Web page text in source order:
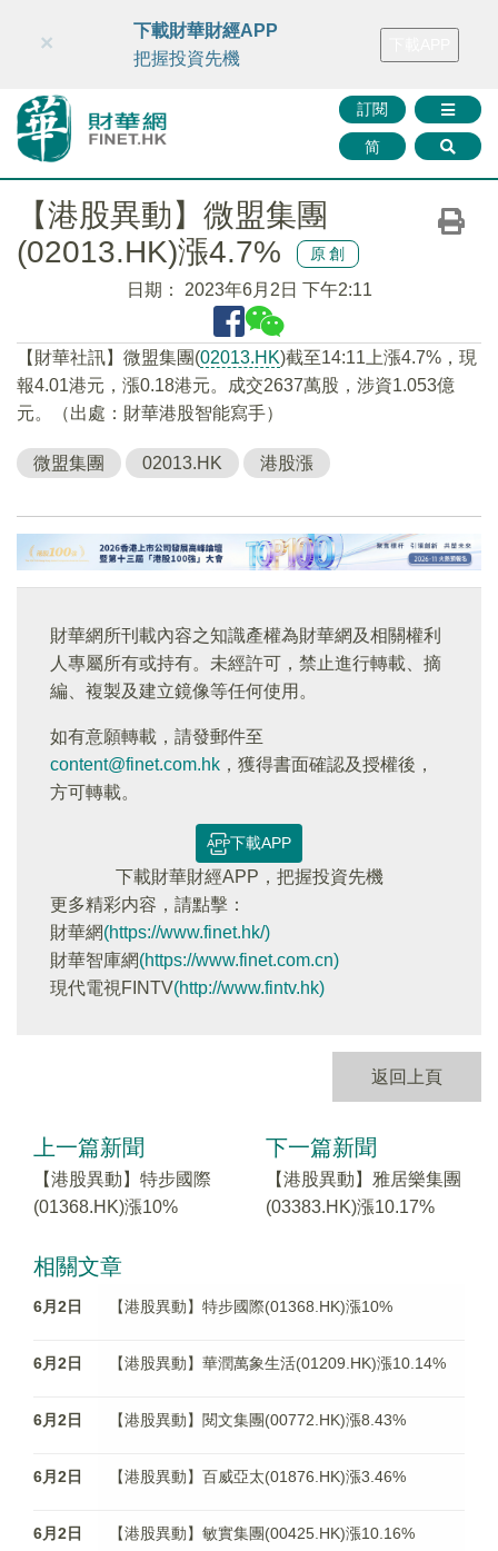
財華智庫網 FINTV FINMETA 財華證券 媒體矩陣
訂閱
简
×
下載財華財經APP
把握投資先機
【港股異動】微盟集團
(02013.HK)漲4.7%
原創
日期： 2023年6月2日 下午2:11
【財華社訊】微盟集團(02013.HK)截至14:11上漲4.7%，現
報4.01港元，漲0.18港元。成交2637萬股，涉資1.053億
元。（出處：財華港股智能寫手）
微盟集團 02013.HK 港股漲
財華網所刊載內容之知識產權為財華網及相關權利
人專屬所有或持有。未經許可，禁止進行轉載、摘
編、複製及建立鏡像等任何使用。
如有意願轉載，請發郵件至
content@finet.com.hk ，獲得書面確認及授權後，
方可轉載。
下載APP
下載財華財經APP，把握投資先機
更多精彩内容，請點擊：
財華網(https://www.finet.hk/)
財華智庫網(https://www.finet.com.cn)
現代電視FINTV(http://www.fintv.hk)
返回上頁
上一篇新聞
【港股異動】特步國際
(01368.HK)漲10%
下一篇新聞
【港股異動】雅居樂集團
(03383.HK)漲10.17%
相關文章
6月2日 【港股異動】特步國際(01368.HK)漲10%
6月2日 【港股異動】華潤萬象生活(01209.HK)漲10.14%
6月2日 【港股異動】閱文集團(00772.HK)漲8.43%
6月2日 【港股異動】百威亞太(01876.HK)漲3.46%
6月2日 【港股異動】敏實集團(00425.HK)漲10.16%